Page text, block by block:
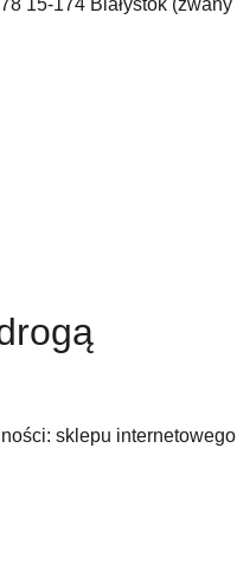
15-174 Białystok (zwany
sklepu internetowego